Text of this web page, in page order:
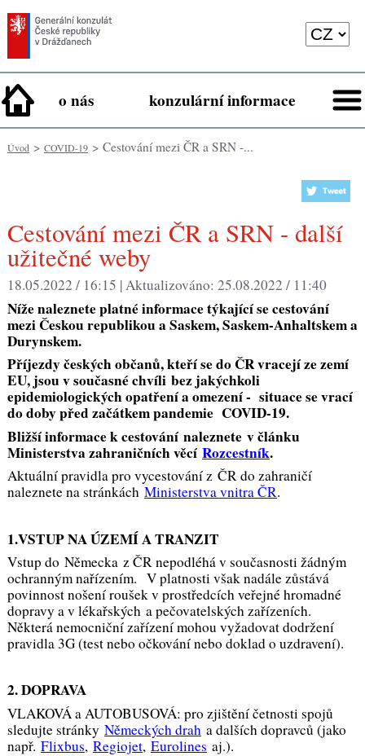
o nás konzulární informace
Úvod> COVID-19> Cestování mezi ČR a SRN -...
Cestování mezi ČR a SRN - další
užitečné weby
18.05.2022 / 16:15 |Aktualizováno: 25.08.2022 / 11:40
Níže naleznete platné informace týkající se cestování
mezi Českou republikou a Saskem, Saskem-Anhaltskem a
Durynskem.
Příjezdy českých občanů, kteří se do ČR vracejí ze zemí
EU, jsou v současné chvíli bez jakýchkoli
epidemiologických opatření a omezení - situace se vrací
do doby před začátkem pandemie COVID-19.
Bližší informace k cestování naleznete v článku
Ministerstva zahraničních věcí Rozcestník.
Aktuální pravidla pro vycestování z ČR do zahraničí
naleznete na stránkách Ministerstva vnitra ČR.
1.VSTUP NA ÚZEMÍ A TRANZIT
Vstup do Německa z ČR nepodléhá v současnosti žádným
ochranným nařízením. V platnosti však nadále zůstává
povinnost nošení roušek v prostředcích veřejné hromadné
dopravy a v lékařských a pečovatelských zařízeních.
Některá nemocniční zařízení mohou vyžadovat dodržení
pravidla 3G (test nebo očkování nebo doklad o uzdravení).
2. DOPRAVA
VLAKOVÁ a AUTOBUSOVÁ: pro zjištění četnosti spojů
sledujte stránky Německých draha dalších dopravců (jako
např. Flixbus, Regiojet, Eurolines aj.).